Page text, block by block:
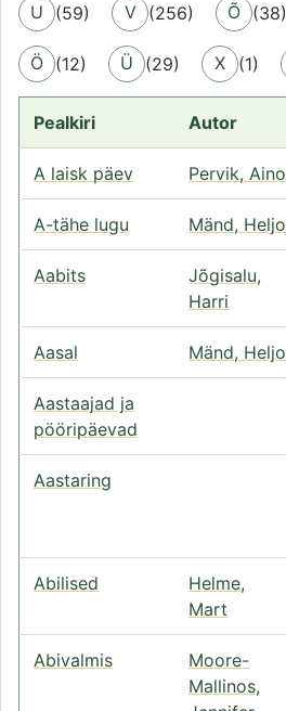
U (59) V (256) Õ (38)
Ö (12) Ü (29) X (1)
Pealkiri Autor
A laisk päev Pervik, Aino
A-tähe lugu Mänd, Heljo
Aabits
Jõgisalu,
Harri
Aasal Mänd, Heljo
Aastaajad ja
pööripäevad
Aastaring
Abilised
Helme,
Mart
Abivalmis
Moore-
Mallinos,